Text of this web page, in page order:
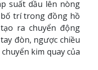
suất dầu lên nòng
trí trong đồng hồ
ra chuyển động
đòn, ngược chiều
kim quay của